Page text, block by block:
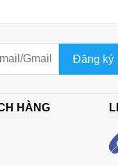
Đăng ký
HÀNG